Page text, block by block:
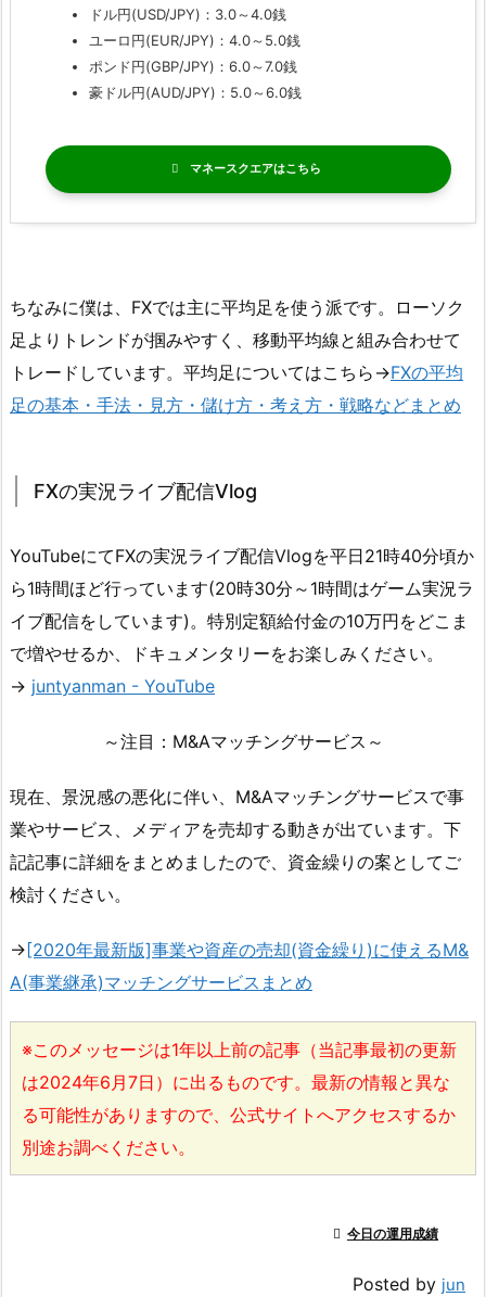
ドル円(USD/JPY)：3.0～4.0銭
ユーロ円(EUR/JPY)：4.0～5.0銭
ポンド円(GBP/JPY)：6.0～7.0銭
豪ドル円(AUD/JPY)：5.0～6.0銭
マネースクエア
ちなみに僕は、FXでは主に平均足を使う派です。ローソク
足よりトレンドが掴みやすく、移動平均線と組み合わせて
トレードしています。平均足についてはこちら→FXの平均
足の基本・手法・見方・儲け方・考え方・戦略などまとめ
FXの実況ライブ配信Vlog
YouTubeにてFXの実況ライブ配信Vlogを平日21時40分頃か
ら1時間ほど行っています(20時30分～1時間はゲーム実況ラ
イブ配信をしています)。特別定額給付金の10万円をどこま
で増やせるか、ドキュメンタリーをお楽しみください。
→ juntyanman - YouTube
～注目：M&Aマッチングサービス～
現在、景況感の悪化に伴い、M&Aマッチングサービスで事
業やサービス、メディアを売却する動きが出ています。下
記記事に詳細をまとめましたので、資金繰りの案としてご
検討ください。
→[2020年最新版]事業や資産の売却(資金繰り)に使えるM&
A(事業継承)マッチングサービスまとめ
※このメッセージは1年以上前の記事（当記事最初の更新
は2024年6月7日）に出るものです。最新の情報と異な
る可能性がありますので、公式サイトへアクセスするか
別途お調べください。
 今日の運用成績
Posted by jun